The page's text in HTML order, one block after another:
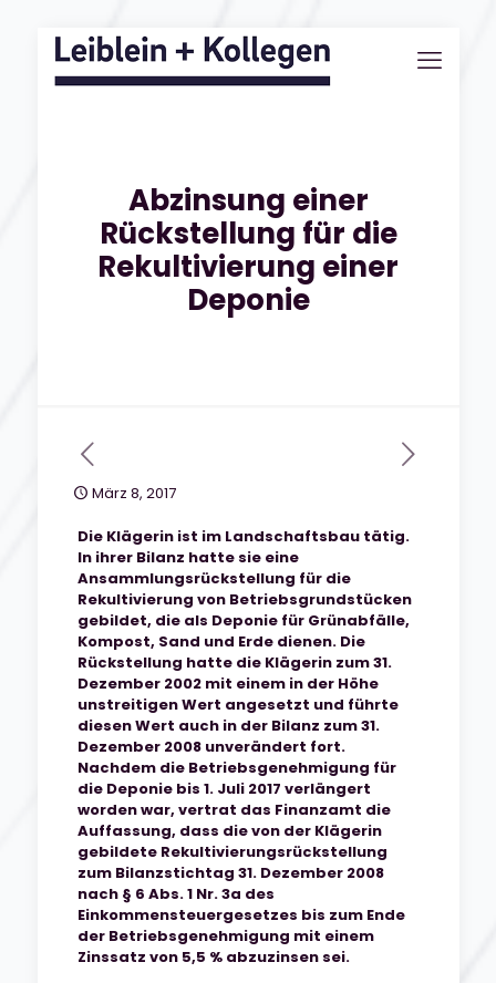
Abzinsung einer
Rückstellung für die
Rekultivierung einer
Deponie
März 8, 2017
Die Klägerin ist im Landschaftsbau tätig.
In ihrer Bilanz hatte sie eine
Ansammlungsrückstellung für die
Rekultivierung von Betriebsgrundstücken
gebildet, die als Deponie für Grünabfälle,
Kompost, Sand und Erde dienen. Die
Rückstellung hatte die Klägerin zum 31.
Dezember 2002 mit einem in der Höhe
unstreitigen Wert angesetzt und führte
diesen Wert auch in der Bilanz zum 31.
Dezember 2008 unverändert fort.
Nachdem die Betriebsgenehmigung für
die Deponie bis 1. Juli 2017 verlängert
worden war, vertrat das Finanzamt die
Auffassung, dass die von der Klägerin
gebildete Rekultivierungsrückstellung
zum Bilanzstichtag 31. Dezember 2008
nach § 6 Abs. 1 Nr. 3a des
Einkommensteuergesetzes bis zum Ende
der Betriebsgenehmigung mit einem
Zinssatz von 5,5 % abzuzinsen sei.